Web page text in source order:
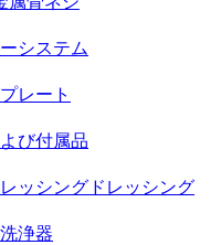
システム
レート
び付属品
ッシングドレッシング
浄器